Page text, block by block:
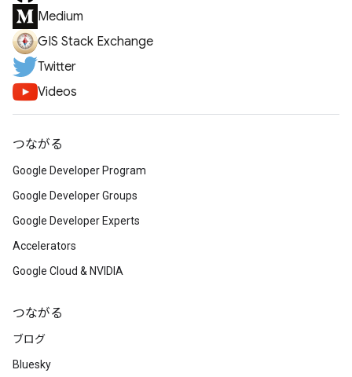
Medium
GIS Stack Exchange
Twitter
Videos
つながる
Google Developer Program
Google Developer Groups
Google Developer Experts
Accelerators
Google Cloud & NVIDIA
つながる
ブログ
Bluesky